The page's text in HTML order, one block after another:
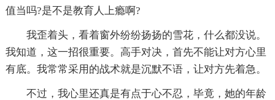
值当吗?是不是教育人上瘾啊?
我歪着头，看着窗外纷纷扬扬的雪花，什么都没说。
我知道，这一招很重要。高手对决，首先不能让对方心里
有底。我常常采用的战术就是沉默不语，让对方先着急。
不过，我心里还真是有点于心不忍，毕竟，她的年龄